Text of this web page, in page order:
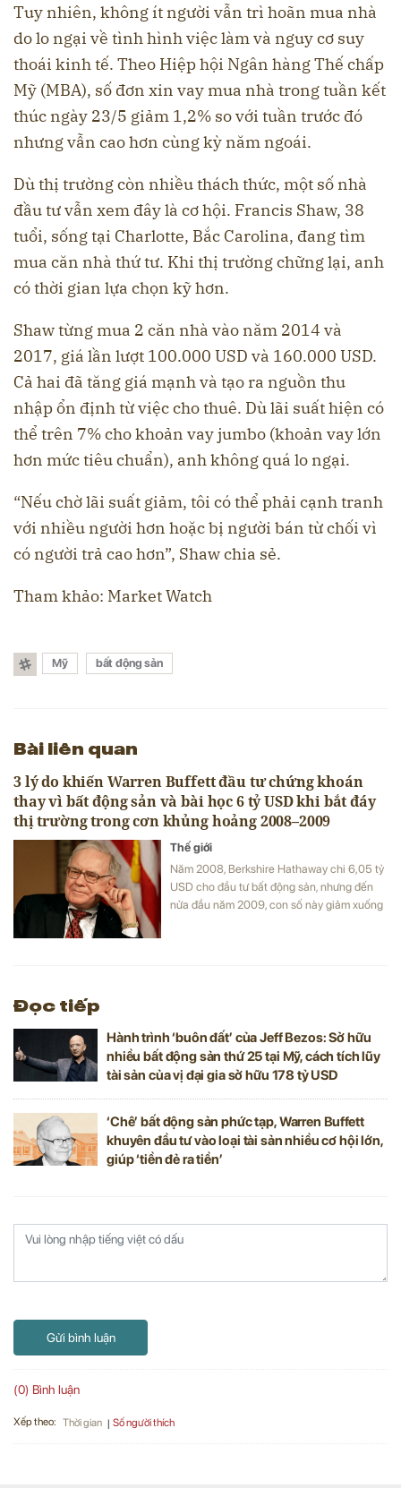
Tuy nhiên, không ít người vẫn trì hoãn mua nhà
do lo ngại về tình hình việc làm và nguy cơ suy
thoái kinh tế. Theo Hiệp hội Ngân hàng Thế chấp
Mỹ (MBA), số đơn xin vay mua nhà trong tuần kết
thúc ngày 23/5 giảm 1,2% so với tuần trước đó
nhưng vẫn cao hơn cùng kỳ năm ngoái.
Dù thị trường còn nhiều thách thức, một số nhà
đầu tư vẫn xem đây là cơ hội. Francis Shaw, 38
tuổi, sống tại Charlotte, Bắc Carolina, đang tìm
mua căn nhà thứ tư. Khi thị trường chững lại, anh
có thời gian lựa chọn kỹ hơn.
Shaw từng mua 2 căn nhà vào năm 2014 và
2017, giá lần lượt 100.000 USD và 160.000 USD.
Cả hai đã tăng giá mạnh và tạo ra nguồn thu
nhập ổn định từ việc cho thuê. Dù lãi suất hiện có
thể trên 7% cho khoản vay jumbo (khoản vay lớn
hơn mức tiêu chuẩn), anh không quá lo ngại.
“Nếu chờ lãi suất giảm, tôi có thể phải cạnh tranh
với nhiều người hơn hoặc bị người bán từ chối vì
có người trả cao hơn”, Shaw chia sẻ.
Tham khảo: Market Watch
Mỹ bất động sản
Bài liên quan
3 lý do khiến Warren Buffett đầu tư chứng khoán
thay vì bất động sản và bài học 6 tỷ USD khi bắt đáy
thị trường trong cơn khủng hoảng 2008–2009
Thế giới
Năm 2008, Berkshire Hathaway chi 6,05 tỷ
USD cho đầu tư bất động sản, nhưng đến
nửa đầu năm 2009, con số này giảm xuống
Đọc tiếp
Hành trình ‘buôn đất’ của Jeff Bezos: Sở hữu
nhiều bất động sản thứ 25 tại Mỹ, cách tích lũy
tài sản của vị đại gia sở hữu 178 tỷ USD
‘Chê’ bất động sản phức tạp, Warren Buffett
khuyên đầu tư vào loại tài sản nhiều cơ hội lớn,
giúp ‘tiền đẻ ra tiền’
Gửi bình luận
(0) Bình luận
Xếp theo: Thời gian Số người thích